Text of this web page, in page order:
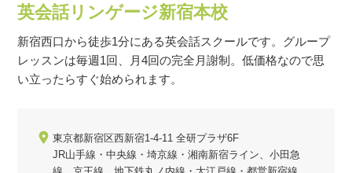
英会話リンゲージ新宿本校
新宿西口から徒歩1分にある英会話スクールです。グループ
レッスンは毎週1回、月4回の完全月謝制。低価格なので思
い立ったらすぐ始められます。
東京都新宿区西新宿1-4-11 全研プラザ6F
JR山手線・中央線・埼京線・湘南新宿ライン、小田急